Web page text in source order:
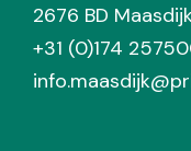
2676 BD
+31 (0)174